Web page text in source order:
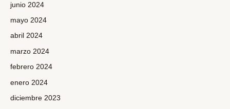
junio 2024
mayo 2024
abril 2024
marzo 2024
febrero 2024
enero 2024
diciembre 2023